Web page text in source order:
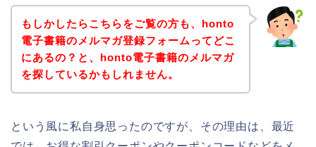
もしかしたらこちらをご覧の方も、honto
電子書籍のメルマガ登録フォームってどこ
にあるの？と、honto電子書籍のメルマガ
を探しているかもしれません。
という風に私自身思ったのですが、その理由は、最近